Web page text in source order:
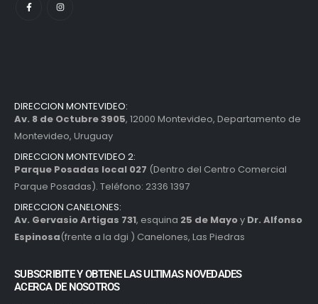
DIRECCION MONTEVIDEO:
Av. 8 de Octubre 3905, 12000 Montevideo, Departamento de
Montevideo, Uruguay
DIRECCION MONTEVIDEO 2:
Parque Posadas local 027 (Dentro del Centro Comercial
Parque Posadas). Teléfono: 2336 1397
DIRECCION CANELONES:
Av. Gervasio Artigas 731, esquina 25 de Mayoy Dr. Alfonso
Espinosa(frente a la dgi ) Canelones, Las Piedras
SUBSCRIBITE Y OBTENE LAS ULTIMAS NOVEDADES
ACERCA DE NOSOTROS